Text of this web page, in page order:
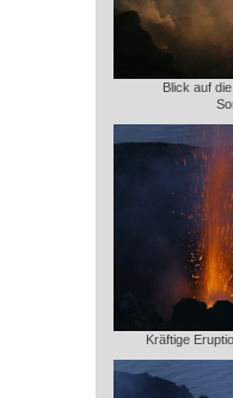
Blick auf
Kräftige